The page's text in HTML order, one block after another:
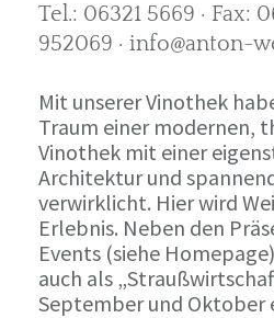
Tel.: 06321 5669 · Fax:
952069 · info@anton-
Mit unserer Vinothek
Traum einer modernen,
Vinothek mit einer
Architektur und
verwirklicht. Hier wird
Erlebnis. Neben den
Events (siehe
auch als
September und Oktober